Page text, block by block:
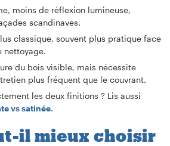
moins de réflexion lumineuse,
scandinaves.
classique, souvent plus pratique face
nettoyage.
du bois visible, mais nécessite
plus fréquent que le couvrant.
les deux finitions ? Lis aussi
vs satinée.
il mieux choisir